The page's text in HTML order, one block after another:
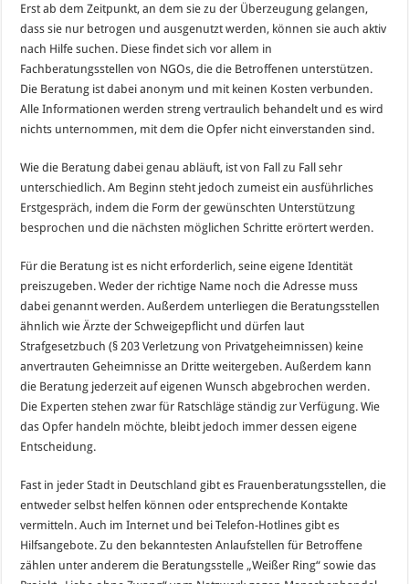
Erst ab dem Zeitpunkt, an dem sie zu der Überzeugung gelangen,
dass sie nur betrogen und ausgenutzt werden, können sie auch aktiv
nach Hilfe suchen. Diese findet sich vor allem in
Fachberatungsstellen von NGOs, die die Betroffenen unterstützen.
Die Beratung ist dabei anonym und mit keinen Kosten verbunden.
Alle Informationen werden streng vertraulich behandelt und es wird
nichts unternommen, mit dem die Opfer nicht einverstanden sind.
Wie die Beratung dabei genau abläuft, ist von Fall zu Fall sehr
unterschiedlich. Am Beginn steht jedoch zumeist ein ausführliches
Erstgespräch, indem die Form der gewünschten Unterstützung
besprochen und die nächsten möglichen Schritte erörtert werden.
Für die Beratung ist es nicht erforderlich, seine eigene Identität
preiszugeben. Weder der richtige Name noch die Adresse muss
dabei genannt werden. Außerdem unterliegen die Beratungsstellen
ähnlich wie Ärzte der Schweigepflicht und dürfen laut
Strafgesetzbuch (§ 203 Verletzung von Privatgeheimnissen) keine
anvertrauten Geheimnisse an Dritte weitergeben. Außerdem kann
die Beratung jederzeit auf eigenen Wunsch abgebrochen werden.
Die Experten stehen zwar für Ratschläge ständig zur Verfügung. Wie
das Opfer handeln möchte, bleibt jedoch immer dessen eigene
Entscheidung.
Fast in jeder Stadt in Deutschland gibt es Frauenberatungsstellen, die
entweder selbst helfen können oder entsprechende Kontakte
vermitteln. Auch im Internet und bei Telefon-Hotlines gibt es
Hilfsangebote. Zu den bekanntesten Anlaufstellen für Betroffene
zählen unter anderem die Beratungsstelle „Weißer Ring“ sowie das